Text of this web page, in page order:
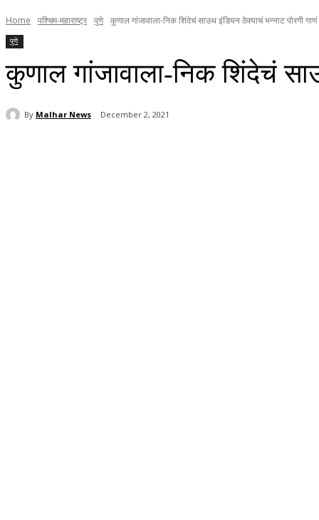
Home पश्चिम-महाराष्ट्र पुणे कुणाल गांजावाला-निक शिंदेचं साउथ इंडियन ठेक्याचं भन्नाट पोरगी
पुणे
कुणाल गांजावाला-निक शिंदेचं
By Malhar News December 2, 2021